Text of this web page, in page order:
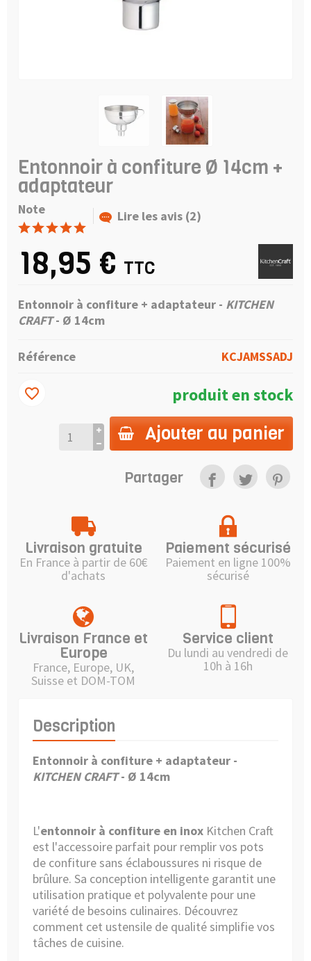
Entonnoir à confiture Ø 14cm +
adaptateur
Note Lire les avis (2)
18,95 € TTC
Entonnoir à confiture + adaptateur - KITCHEN
CRAFT- Ø 14cm
Référence KCJAMSSADJ
produit en stock
Ajouter au panier
favorite_border
Partager
Livraison gratuite
En France à partir de 60€
d'achats
Paiement sécurisé
Paiement en ligne 100%
sécurisé
Livraison France et
Europe
France, Europe, UK,
Suisse et DOM-TOM
Service client
Du lundi au vendredi de
10h à 16h
Description
Entonnoir à confiture + adaptateur -
KITCHEN CRAFT- Ø 14cm
L'entonnoir à confiture en inox Kitchen Craft
est l'accessoire parfait pour remplir vos pots
de confiture sans éclaboussures ni risque de
brûlure. Sa conception intelligente garantit une
utilisation pratique et polyvalente pour une
variété de besoins culinaires. Découvrez
comment cet ustensile de qualité simplifie vos
tâches de cuisine.